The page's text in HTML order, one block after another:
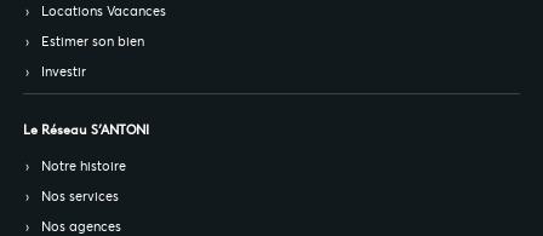
Locations Vacances
Estimer son bien
Investir
Le Réseau S’ANTONI
Notre histoire
Nos services
Nos agences